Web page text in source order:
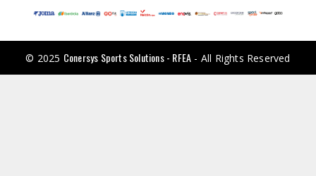
© 2025 Conersys Sports Solutions - RFEA - All Rights Reserved